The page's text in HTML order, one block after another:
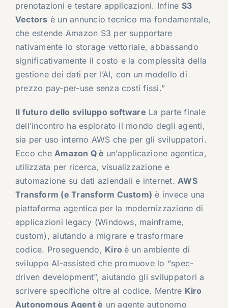
prenotazioni e testare applicazioni. Infine S3
Vectors è un annuncio tecnico ma fondamentale,
che estende Amazon S3 per supportare
nativamente lo storage vettoriale, abbassando
significativamente il costo e la complessità della
gestione dei dati per l’AI, con un modello di
prezzo pay-per-use senza costi fissi.”
Il futuro dello sviluppo software La parte finale
dell’incontro ha esplorato il mondo degli agenti,
sia per uso interno AWS che per gli sviluppatori.
Ecco cheAmazon Qè un’applicazione agentica,
utilizzata per ricerca, visualizzazione e
automazione su dati aziendali e internet.AWS
Transform (e Transform Custom) è invece una
piattaforma agentica per la modernizzazione di
applicazioni legacy (Windows, mainframe,
custom), aiutando a migrare e trasformare
codice. Proseguendo, Kiroè un ambiente di
sviluppo AI-assisted che promuove lo “spec-
driven development”, aiutando gli sviluppatori a
scrivere specifiche oltre al codice. Mentre Kiro
Autonomous Agentè un agente autonomo